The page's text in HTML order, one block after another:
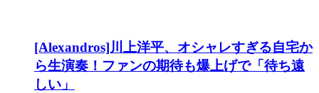
[Alexandros]川上洋平、オシャレすぎる自宅か
ら生演奏！ファンの期待も爆上げで「待ち遠
しい」